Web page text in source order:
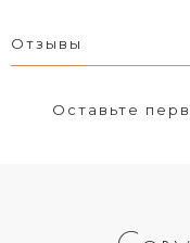
Отзывы
Оставьте